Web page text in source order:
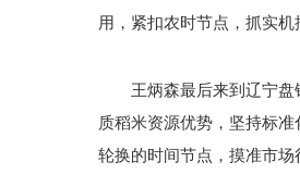
用，紧扣农时节点，抓实
王炳森最后来到辽宁
质稻米资源优势，坚持标
轮换的时间节点，摸准市